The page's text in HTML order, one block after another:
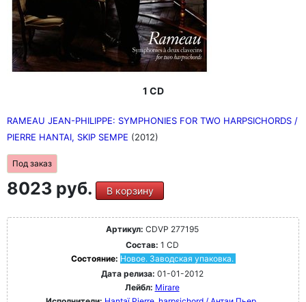
1 CD
RAMEAU JEAN-PHILIPPE: SYMPHONIES FOR TWO HARPSICHORDS /
PIERRE HANTAI, SKIP SEMPE (2012)
Под заказ
8023 руб. В корзину
Артикул: CDVP 277195
Состав: 1 CD
Состояние: Новое. Заводская упаковка.
Дата релиза: 01-01-2012
Лейбл: Mirare